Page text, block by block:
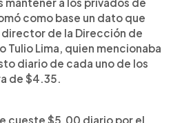
como base un dato que
director de la Dirección de
Tulio Lima, quien mencionaba
diario de cada uno de los
de $4.35.
cueste $5.00 diario por el